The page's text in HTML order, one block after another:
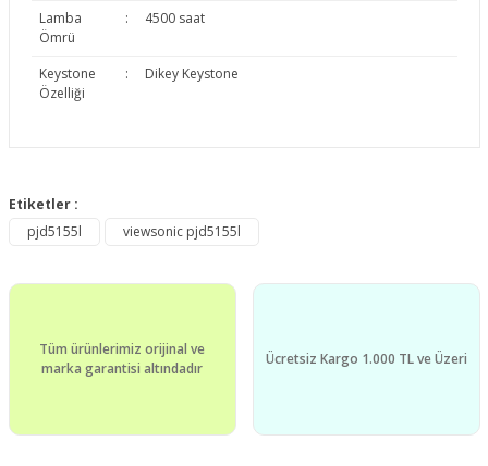
Lamba
Ömrü
: 4500 saat
Keystone
Özelliği
: Dikey Keystone
konularda yetersiz gördüğünüz noktaları öneri formunu
Görüş ve önerileriniz için teşekkür ederiz.
Ürün resmi kalitesiz, bozuk veya görüntülenemiyor.
Ürün bilgilerinde hatalar bulunuyor.
Etiketler :
pjd5155l
viewsonic pjd5155l
Tüm ürünlerimiz orijinal ve
marka garantisi altındadır
Ücretsiz Kargo 1.000 TL ve Üzeri